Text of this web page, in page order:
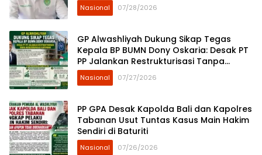
Nasional 07/28/2026
GP Alwashliyah Dukung Sikap Tegas
Kepala BP BUMN Dony Oskaria: Desak PT
PP Jalankan Restrukturisasi Tanpa
Mengorbankan Karyawan
Nasional 07/27/2026
PP GPA Desak Kapolda Bali dan Kapolres
Tabanan Usut Tuntas Kasus Main Hakim
Sendiri di Baturiti
Nasional 07/26/2026